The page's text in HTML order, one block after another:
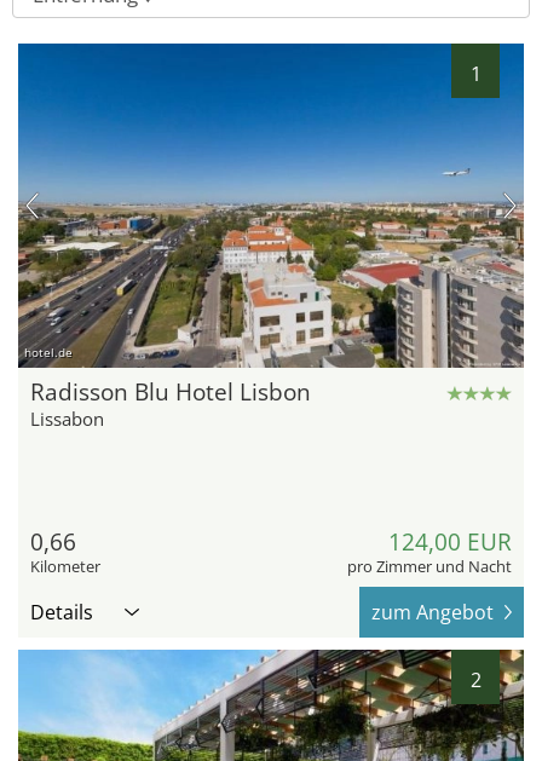
1
hotel.de
Radisson Blu Hotel Lisbon
Lissabon
0,66
Kilometer
124,00 EUR
pro Zimmer und Nacht
Details zum Angebot
2